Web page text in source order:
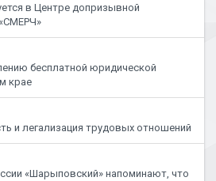
в Центре допризывной
бесплатной юридической
крае
и легализация трудовых отношений
«Шарыповский» напоминают, что